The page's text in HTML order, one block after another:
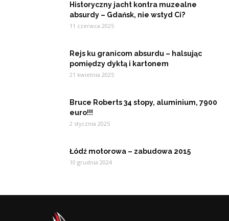
Historyczny jacht kontra muzealne
absurdy – Gdańsk, nie wstyd Ci?
11 czerwca 2025
Rejs ku granicom absurdu – halsując
pomiędzy dyktą i kartonem
21 kwietnia 2025
Bruce Roberts 34 stopy, aluminium, 7900
euro!!!
2 stycznia 2025
Łódź motorowa – zabudowa 2015
10 grudnia 2024